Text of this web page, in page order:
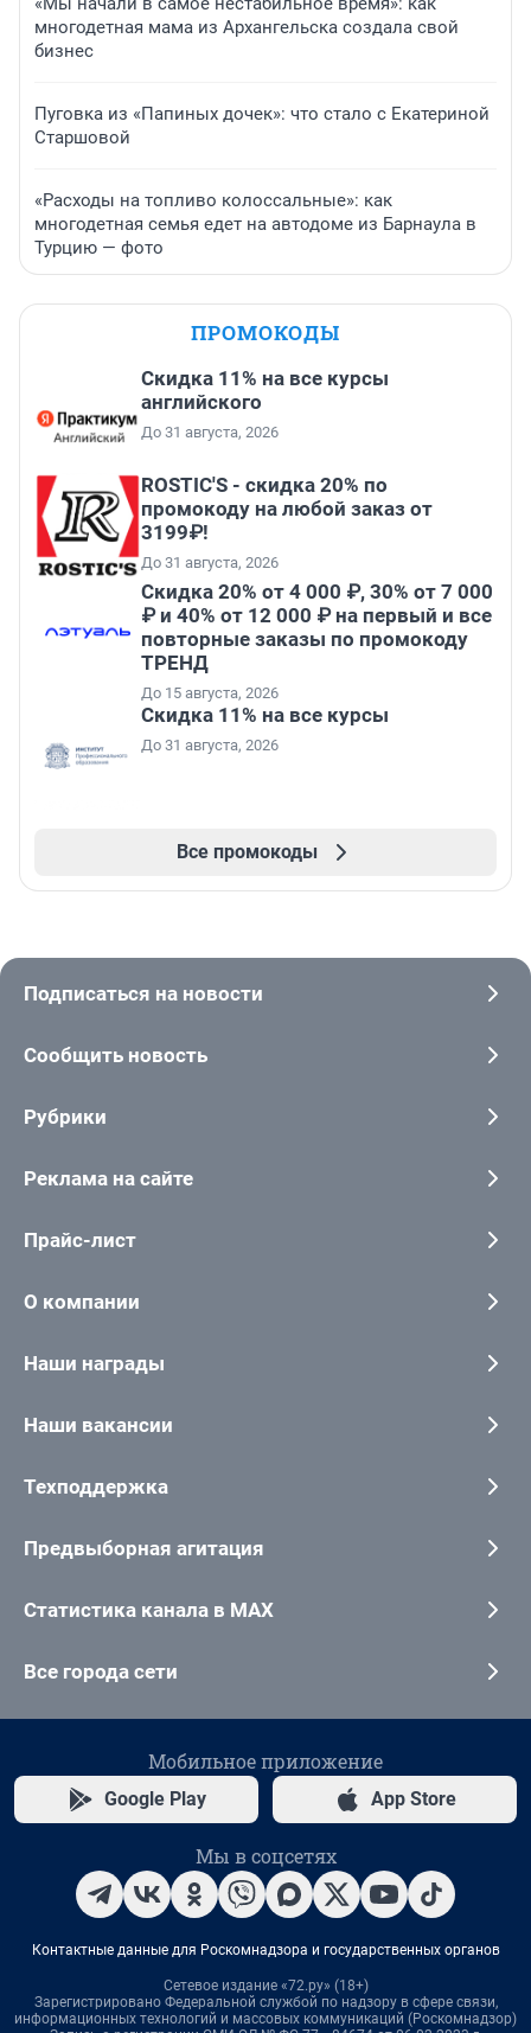
многодетная мама из Архангельска создала свой
бизнес
Пуговка из «Папиных дочек»: что стало с Екатериной
Старшовой
«Расходы на топливо колоссальные»: как
многодетная семья едет на автодоме из Барнаула в
Турцию — фото
ПРОМОКОДЫ
Скидка 11% на все курсы
английского
До 31 августа, 2026
ROSTIC'S - скидка 20% по
промокоду на любой заказ от
3199₽!
До 31 августа, 2026
Скидка 20% от 4 000 ₽, 30% от 7 000
₽ и 40% от 12 000 ₽ на первый и все
повторные заказы по промокоду
ТРЕНД
До 15 августа, 2026
Скидка 11% на все курсы
До 31 августа, 2026
Все промокоды
Подписаться на новости
Сообщить новость
Рубрики
Реклама на сайте
Прайс-лист
О компании
Наши награды
Наши вакансии
Техподдержка
Предвыборная агитация
Статистика канала в MAX
Все города сети
Мобильное приложение
Google Play App Store
Мы в соцсетях
Контактные данные для Роскомнадзора и государственных органов
Сетевое издание «72.ру» (18+)
Зарегистрировано Федеральной службой по надзору в сфере связи,
информационных технологий и массовых коммуникаций (Роскомнадзор)